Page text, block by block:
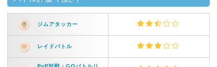
ジムアタッカー
レイドバトル